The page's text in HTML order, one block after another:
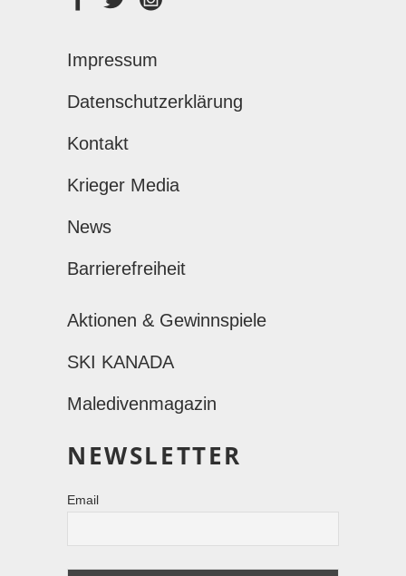
Impressum
Datenschutzerklärung
Kontakt
Krieger Media
News
Barrierefreiheit
Aktionen & Gewinnspiele
SKI KANADA
Maledivenmagazin
NEWSLETTER
Email